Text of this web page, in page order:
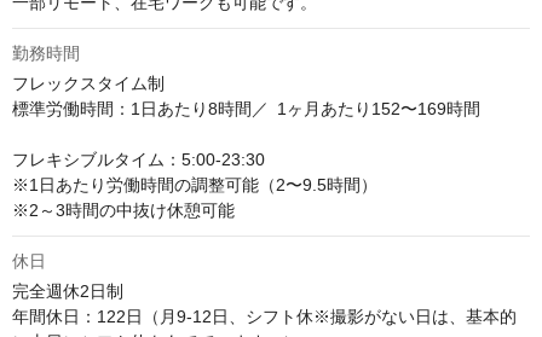
勤務時間
フレックスタイム制
標準労働時間：1日あたり8時間／ 1ヶ月あたり152〜169時間
フレキシブルタイム：5:00-23:30
※1日あたり労働時間の調整可能（2〜9.5時間）
※2～3時間の中抜け休憩可能
休日
完全週休2日制
年間休日：122日（月9-12日、シフト休※撮影がない日は、基本的